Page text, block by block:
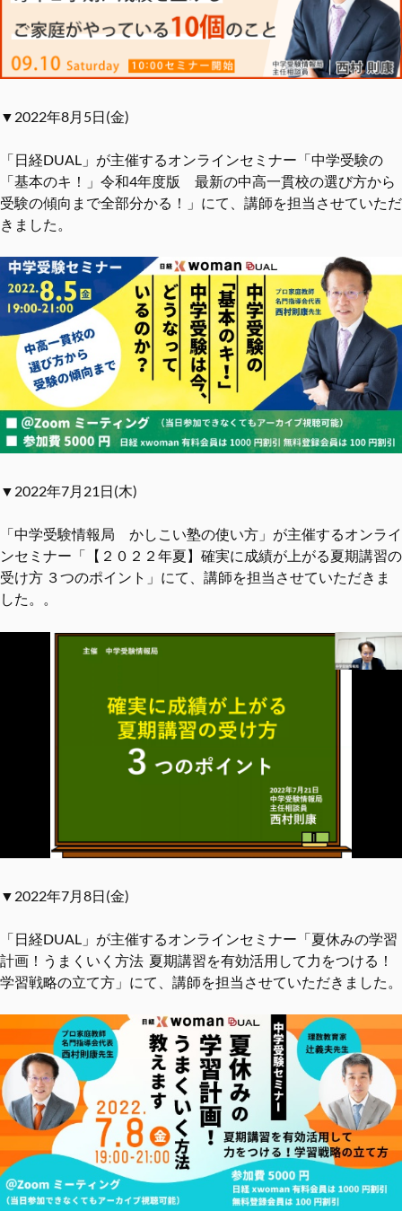
▼2022年8月5日(金)
「日経DUAL」が主催するオンラインセミナー「中学受験の
「基本のキ！」令和4年度版 最新の中高一貫校の選び方から
受験の傾向まで全部分かる！」にて、講師を担当させていただ
きました。
▼2022年7月21日(木)
「中学受験情報局 かしこい塾の使い方」が主催するオンライ
ンセミナー「【２０２２年夏】確実に成績が上がる夏期講習の
受け方 ３つのポイント」にて、講師を担当させていただきま
した。。
▼2022年7月8日(金)
「日経DUAL」が主催するオンラインセミナー「夏休みの学習
計画！うまくいく方法 夏期講習を有効活用して力をつける！
学習戦略の立て方」にて、講師を担当させていただきました。